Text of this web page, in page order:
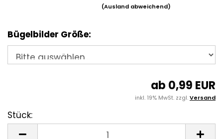
(Ausland abweichend)
Bügelbilder Größe:
ab 0,99 EUR
inkl. 19% MwSt. zzgl.Versand
Stück: